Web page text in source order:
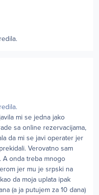
mi se jedna jako
sa online rezervacijama,
da mi se javi operater jer
Verovatno sam
A onda treba mnogo
jer mu je srpski na
da moja uplata ipak
(a ja putujem za 10 dana)